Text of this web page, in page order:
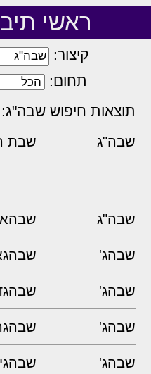
ראשי
קיצור:
תחום:
תוצאות חיפוש שבה"ג:
שבה"ג שבת
שבה"ג
שבהג'
שבהג'
שבהג'
שבהג'